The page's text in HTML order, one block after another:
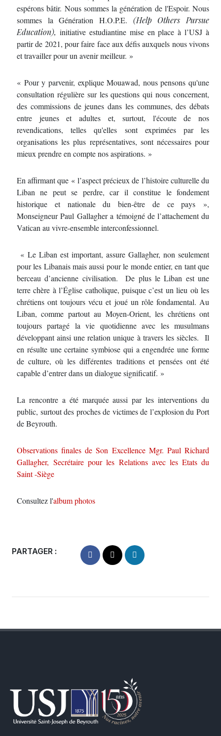
espérons bâtir. Nous sommes la génération de l'Espoir. Nous
sommes la Génération H.O.P.E. (Help Others Pursue
Education), initiative estudiantine mise en place à l’USJ à
partir de 2021, pour faire face aux défis auxquels nous vivons
et travailler pour un avenir meilleur. »
« Pour y parvenir, explique Mouawad, nous pensons qu'une
consultation régulière sur les questions qui nous concernent,
des commissions de jeunes dans les communes, des débats
entre jeunes et adultes et, surtout, l'écoute de nos
revendications, telles qu'elles sont exprimées par les
organisations les plus représentatives, sont nécessaires pour
mieux prendre en compte nos aspirations. »
En affirmant que « l’aspect précieux de l’histoire culturelle du
Liban ne peut se perdre, car il constitue le fondement
historique et nationale du bien-être de ce pays »,
Monseigneur Paul Gallagher a témoigné de l’attachement du
Vatican au vivre-ensemble interconfessionnel.
« Le Liban est important, assure Gallagher, non seulement
pour les Libanais mais aussi pour le monde entier, en tant que
berceau d’ancienne civilisation. De plus le Liban est une
terre chère à l’Église catholique, puisque c’est un lieu où les
chrétiens ont toujours vécu et joué un rôle fondamental. Au
Liban, comme partout au Moyen-Orient, les chrétiens ont
toujours partagé la vie quotidienne avec les musulmans
développant ainsi une relation unique à travers les siècles. Il
en résulte une certaine symbiose qui a engendrée une forme
de culture, où les différentes traditions et pensées ont été
capable d’entrer dans un dialogue significatif. »
La rencontre a été marquée aussi par les interventions du
public, surtout des proches de victimes de l’explosion du Port
de Beyrouth.
Observations finales de Son Excellence Mgr. Paul Richard
Gallagher, Secrétaire pour les Relations avec les Etats du
Saint -Siège
Consultez l'album photos
PARTAGER :